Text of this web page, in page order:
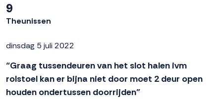
9
Theunissen
dinsdag 5 juli 2022
“Graag tussendeuren van het slot halen ivm
rolstoel kan er bijna niet door moet 2 deur open
houden ondertussen doorrijden”